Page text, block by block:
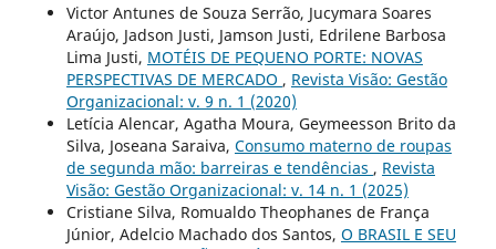
Victor Antunes de Souza Serrão, Jucymara Soares
Araújo, Jadson Justi, Jamson Justi, Edrilene Barbosa
Lima Justi, MOTÉIS DE PEQUENO PORTE: NOVAS
PERSPECTIVAS DE MERCADO , Revista Visão: Gestão
Organizacional: v. 9 n. 1 (2020)
Letícia Alencar, Agatha Moura, Geymeesson Brito da
Silva, Joseana Saraiva, Consumo materno de roupas
de segunda mão: barreiras e tendências , Revista
Visão: Gestão Organizacional: v. 14 n. 1 (2025)
Cristiane Silva, Romualdo Theophanes de França
Júnior, Adelcio Machado dos Santos, O BRASIL E SEU